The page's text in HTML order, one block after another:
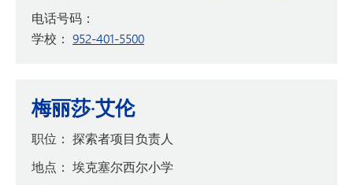
电话号码：
学校： 952-401-5500
梅丽莎·艾伦
职位： 探索者项目负责人
地点： 埃克塞尔西尔小学